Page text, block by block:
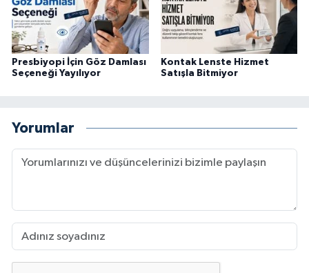
Presbiyopi İçin Göz Damlası
Seçeneği Yayılıyor
Kontak Lenste Hizmet
Satışla Bitmiyor
Yorumlar